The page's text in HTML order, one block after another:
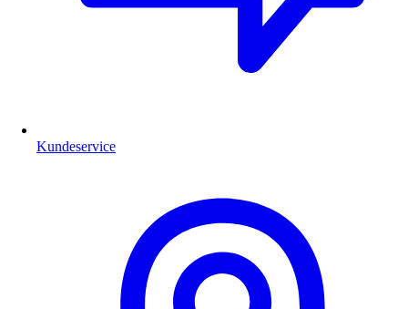
Kundeservice